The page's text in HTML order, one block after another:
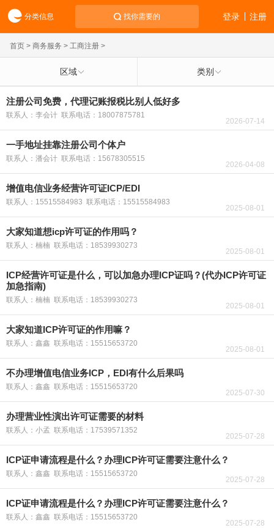
分类信息 找你需要的 注册
登录
首页 > 商务服务 > 工商注册 >
区域 类别
注册公司免费，代理记账报税比别人低好多
联系人：李会计 联系电话：18007875781
2026-07-14
一手地址挂靠注册公司个体户
联系人：潘会计 联系电话：15678305515
2026-04-08
增值电信业务经营许可证ICP/EDI
联系人：15515584983 联系电话：15515584983
2025-08-01
大家知道想icp许可证的作用吗？
联系人：楠楠 联系电话：18539930273
2025-08-01
ICP经营许可证是什么，可以加急办理ICP证吗？(代办ICP许可证
加急指南)
联系人：楠楠 联系电话：18539930273
2025-08-01
大家知道ICP许可证的作用嘛？
联系人：鑫鑫 联系电话：15515653720
2025-08-01
不办理增值电信业务ICP，EDI有什么后果吗
联系人：鑫鑫 联系电话：15515653720
2025-07-30
办理营业性演出许可证需要的材料
联系人：小孟 联系电话：17539571352
2025-07-28
ICP证申请流程是什么？办理ICP许可证需要注意什么？
联系人：鑫鑫 联系电话：15515653720
2025-07-28
ICP证申请流程是什么？办理ICP许可证需要注意什么？
联系人：鑫鑫 联系电话：15515653720
2025-07-28